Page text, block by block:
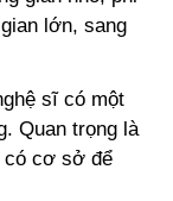
lớn, sang
sĩ có một
Quan trọng là
có cơ sở để